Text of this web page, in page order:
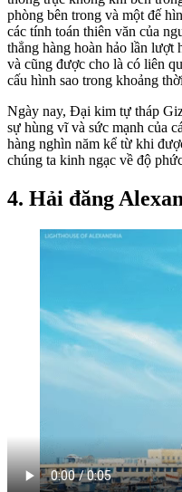
phòng bên trong và một đế
các tính toán thiên văn của
thẳng hàng hoàn hảo lần lượt
và cũng được cho là có liên
cấu hình sao trong khoảng
Ngày nay, Đại kim tự tháp
sự hùng vĩ và sức mạnh của
hàng nghìn năm kể từ khi
chúng ta kinh ngạc về độ
4. Hải đăng